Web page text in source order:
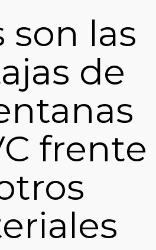
EL INVIERNO
son las
de
frente